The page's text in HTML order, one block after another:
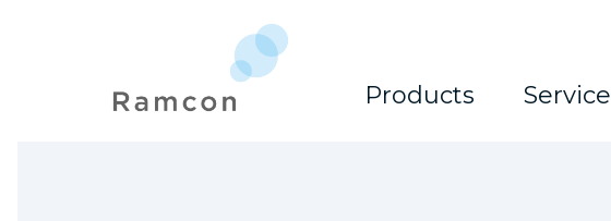
Products Service